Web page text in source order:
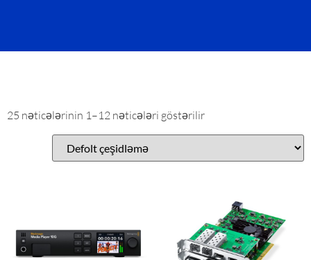
25 nəticələrinin 1–12 nəticələri göstərilir